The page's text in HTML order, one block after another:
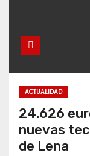
ACTUALIDAD
24.626
nuevas
de Lena